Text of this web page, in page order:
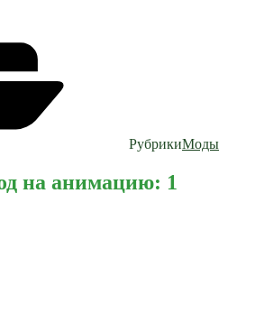
РубрикиМоды
на анимацию: 1